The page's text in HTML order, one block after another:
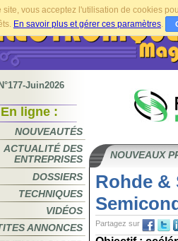
vous acceptez l'utilisation de cookies
En savoir plus et gérer ces paramètres.
N°177-Juin2026
En ligne :
NOUVEAUTÉS
ACTUALITÉ DES
ENTREPRISES
DOSSIERS
TECHNIQUES
VIDÉOS
ANNONCES
NOUVEAUX
Rohde &
Partagez sur